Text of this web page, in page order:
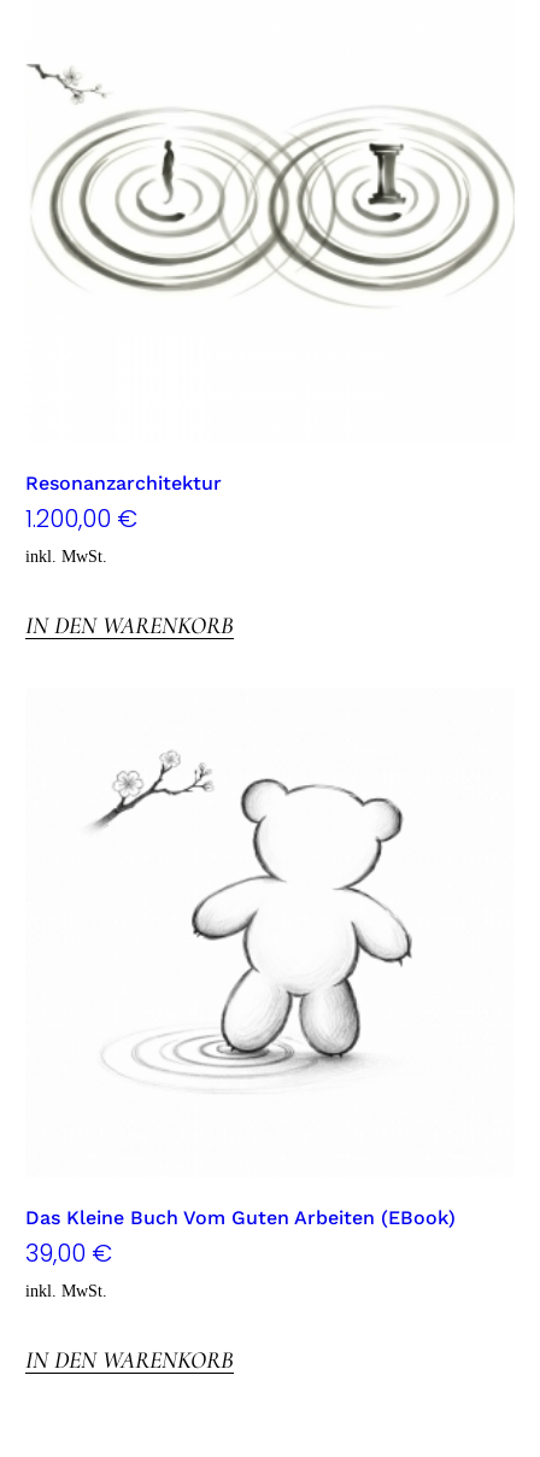
Resonanzarchitektur
1.200,00 €
inkl. MwSt.
IN DEN WARENKORB
Das Kleine Buch Vom Guten Arbeiten (eBook)
39,00 €
inkl. MwSt.
IN DEN WARENKORB